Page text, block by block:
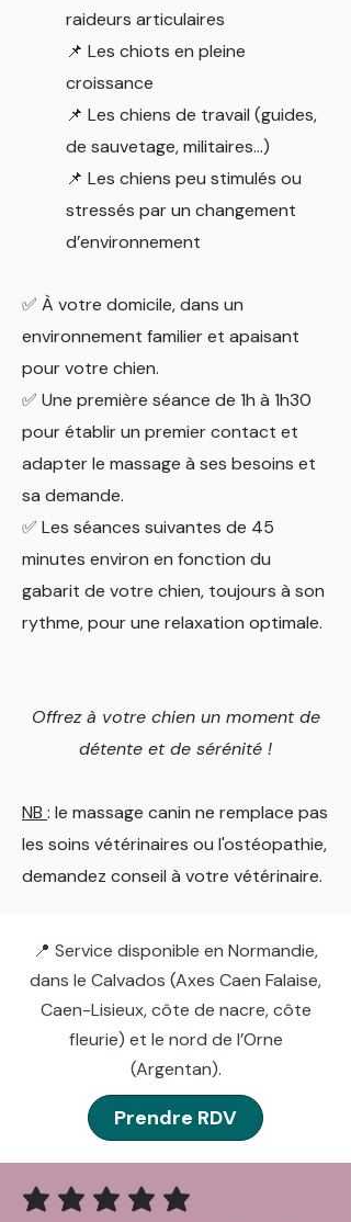
raideurs articulaires
📌 Les chiots en pleine
croissance
📌 Les chiens de travail (guides,
de sauvetage, militaires…)
📌 Les chiens peu stimulés ou
stressés par un changement
d’environnement
✅ À votre domicile, dans un
environnement familier et apaisant
pour votre chien.
✅ Une première séance de 1h à 1h30
pour établir un premier contact et
adapter le massage à ses besoins et
sa demande.
✅ Les séances suivantes de 45
minutes environ en fonction du
gabarit de votre chien, toujours à son
rythme, pour une relaxation optimale.
Offrez à votre chien un moment de
détente et de sérénité !
NB : le massage canin ne remplace pas
les soins vétérinaires ou l'ostéopathie,
demandez conseil à votre vétérinaire.
​📍 Service disponible en Normandie,
dans le Calvados (Axes Caen Falaise,
Caen-Lisieux, côte de nacre, côte
fleurie) et le nord de l’Orne
(Argentan).
Prendre RDV
la note moyenne est 3 sur 5